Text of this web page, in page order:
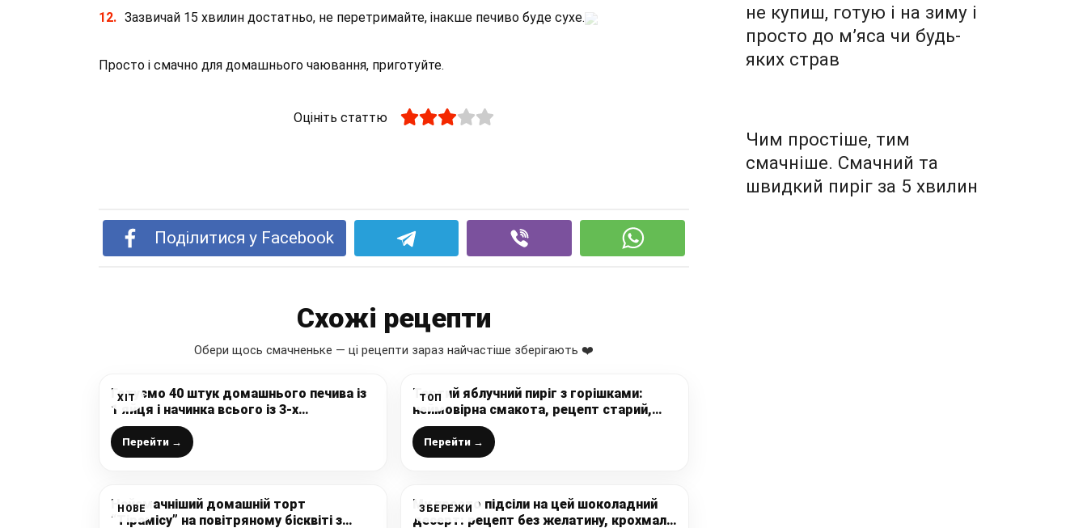
Зазвичай 15 хвилин достатньо, не перетримайте, інакше печиво буде сухе.
Просто і смачно для домашнього чаювання, приготуйте.
Оцініть статтю
Поділитися у Facebook
Схожі рецепти
Обери щось смачненьке — ці рецепти зараз найчастіше зберігають ❤️
ХІТ
Готуємо 40 штук домашнього печива із
1 яйця і начинка всього із 3-х
інгредієнтів: неймовірно смачне, ніжне,
м’якеньке і ароматне, такого в магазині
не купиш
Перейти →
ТОП
Тертий яблучний пиріг з горішками:
неймовірна смакота, рецепт старий,
перевірений роками, готую часто поки
сезон яблук
Перейти →
НОВЕ
Найсмачніший домашній торт
“Тірамісу” на повітряному бісквіті з
ЗБЕРЕЖИ
Ми просто підсіли на цей шоколадний
десерт: рецепт без желатину, крохмалю
не купиш, готую і на зиму і
просто до м’яса чи будь-
яких страв
Чим простіше, тим
смачніше. Смачний та
швидкий пиріг за 5 хвилин